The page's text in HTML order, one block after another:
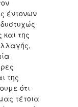
έντονων
της
της
ότι
τέτοια